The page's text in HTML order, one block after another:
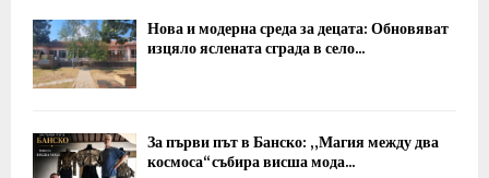
Нова и модерна среда за децата: Обновяват
изцяло яслената сграда в село...
За първи път в Банско: „Магия между два
космоса“ събира висша мода...